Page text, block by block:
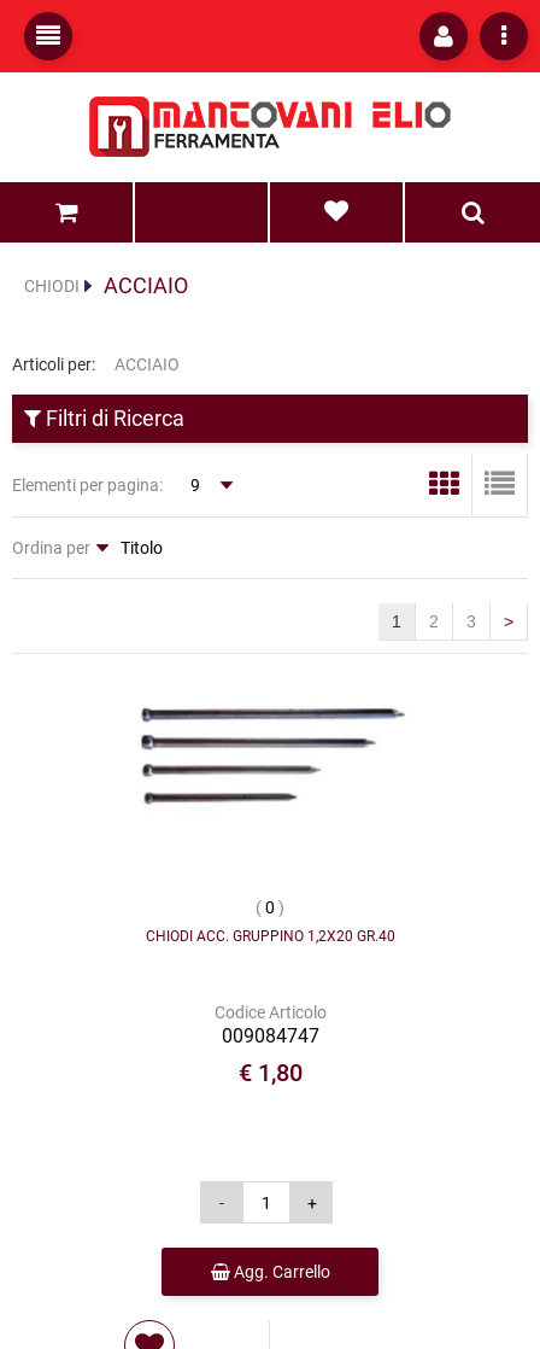
CHIODI ACCIAIO
Articoli per: ACCIAIO
Filtri di Ricerca
Elementi per pagina:
Ordina per
1 2 3 >
(0 )
CHIODI ACC. GRUPPINO 1,2X20 GR.40
Codice Articolo
009084747
€ 1,80
Agg. Carrello